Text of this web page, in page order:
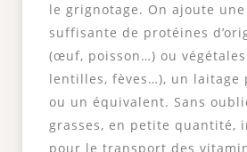
le grignotage. On ajoute
suffisante de protéines
(œuf, poisson…) ou
lentilles, fèves…), un laitage
ou un équivalent. Sans
grasses, en petite quantité,
pour le transport des